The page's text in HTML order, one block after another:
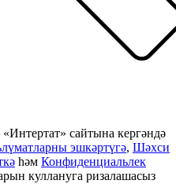
сайтына кергәндә
эшкәртүгә, Шәхси
һәм Конфиденциальлек
куллануга ризалашасыз